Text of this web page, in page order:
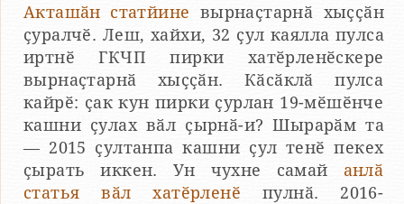
Акташӑн статйине вырнаҫтарнӑ хыҫҫӑн
ҫуралчӗ. Леш, хайхи, 32 ҫул каялла пулса
иртнӗ ГКЧП пирки хатӗрленӗскере
вырнаҫтарнӑ хыҫҫӑн. Кӑсӑклӑ пулса
кайрӗ: ҫак кун пирки ҫурлан 19-мӗшӗнче
кашни ҫулах вӑл ҫырнӑ-и? Шырарӑм та
— 2015 ҫултанпа кашни ҫул тенӗ пекех
ҫырать иккен. Ун чухне самай анлӑ
статья вӑл хатӗрленӗ пулнӑ. 2016-